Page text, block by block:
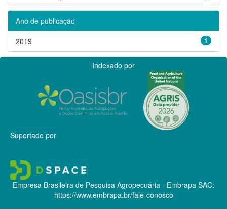
Ano de publicação
1
2019
Indexado por
Suportado por
Empresa Brasileira de Pesquisa Agropecuária - Embrapa SAC:
https://www.embrapa.br/fale-conosco